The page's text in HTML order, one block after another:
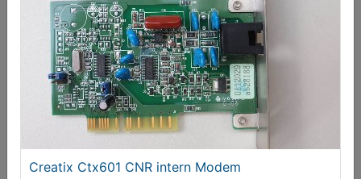
IBM Deskstar 120GB IDE harddisk
€ 29,90
Creatix Ctx601 CNR intern Modem